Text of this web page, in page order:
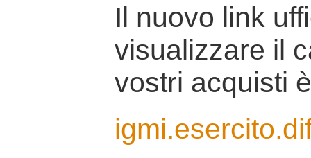
Il nuovo link
visualizzare il
vostri acquisti